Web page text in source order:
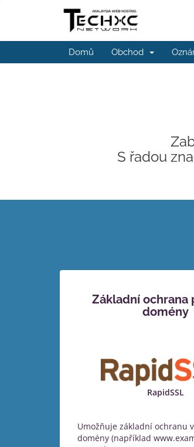
Domů Obchod
S řadou
Základní ochrana
domény
RapidSSL
Umožňuje základní ochranu
domény (například